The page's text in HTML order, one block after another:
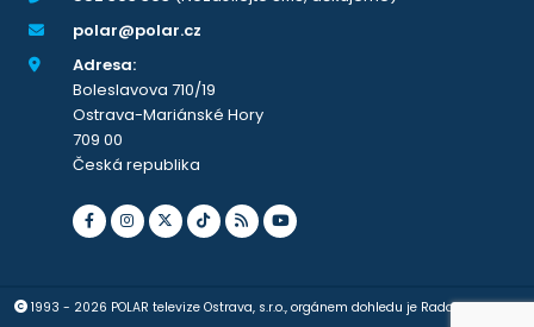
polar@polar.cz
Adresa:
Boleslavova 710/19
Ostrava-Mariánské Hory
709 00
Česká republika
1993 - 2026 POLAR televize Ostrava, s.r.o., orgánem dohledu je Rada pro